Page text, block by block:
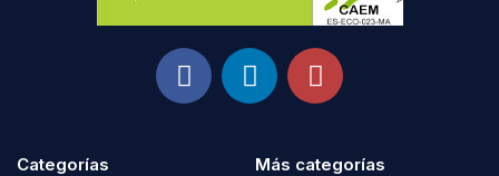
Categorías Más categorías